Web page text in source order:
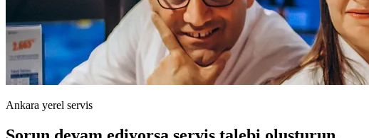
Ankara yerel servis